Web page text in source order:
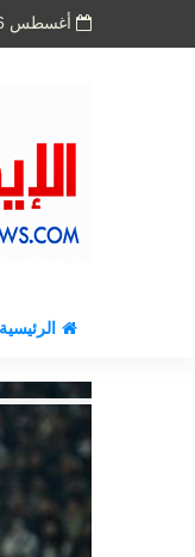
أغسطس 6, 2026
الرئيسية